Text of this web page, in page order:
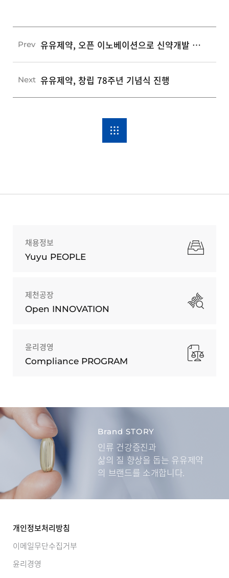
Prev 유유제약, 오픈 이노베이션으로 신약개발 라인업 다변화
Next 유유제약, 창립 78주년 기념식 진행
채용정보
Yuyu PEOPLE
제천공장
Open INNOVATION
윤리경영
Compliance PROGRAM
Brand STORY
인류 건강증진과
삶의 질 향상을 돕는 유유제약
의 브랜드를 소개합니다.
개인정보처리방침
이메일무단수집거부
윤리경영